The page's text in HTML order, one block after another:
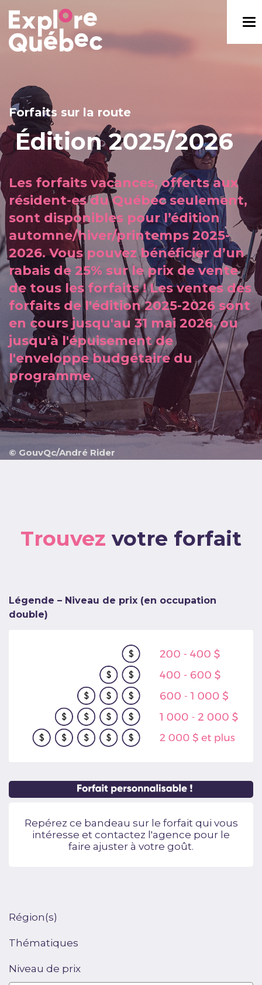
Forfaits sur la route
Édition 2025/2026
Les forfaits vacances, offerts aux
résident-es du Québec seulement,
sont disponibles pour l’édition
automne/hiver/printemps 2025-
2026. Vous pouvez bénéficier d’un
rabais de 25% sur le prix de vente
de tous les forfaits ! Les ventes des
forfaits de l'édition 2025-2026 sont
en cours jusqu'au 31 mai 2026, ou
jusqu'à l'épuisement de
l'enveloppe budgétaire du
programme.
© GouvQc/André Rider
Trouvez votre forfait
Légende – Niveau de prix (en occupation
double)
Repérez ce bandeau sur le forfait qui vous
intéresse et contactez l'agence pour le
faire ajuster à votre goût.
Région(s)
Thématiques
Niveau de prix